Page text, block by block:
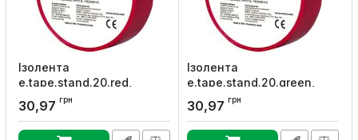
Ізолента
e.tape.stand.20.red,
червона (20м), E.NEXT
Артикул:
30,97 грн
Ізолента
e.tape.stand.20.green,
зелена (20м), E.NEXT
Артикул:
30,97 грн